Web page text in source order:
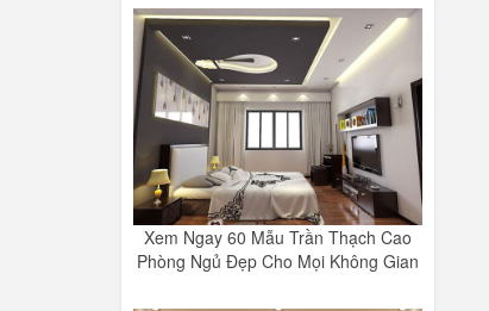
Xem Ngay 60 Mẫu Trần Thạch Cao
Phòng Ngủ Đẹp Cho Mọi Không Gian